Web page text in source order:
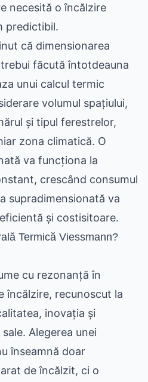
necesită o încălzire
predictibil.
că dimensionarea
făcută întotdeauna
unui calcul termic
volumul spațiului,
și tipul ferestrelor,
zona climatică. O
va funcționa la
crescând consumul
supradimensionată va
și costisitoare.
Termică Viessmann?
cu rezonanță în
încălzire, recunoscut la
inovația și
Alegerea unei
înseamnă doar
de încălzit, ci o